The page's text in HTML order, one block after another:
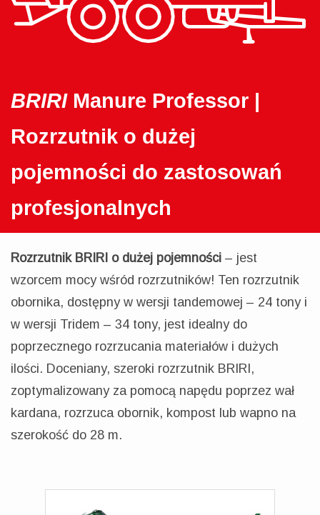
BRIRIManure Professor |
Rozrzutnik o dużej
pojemności do zastosowań
profesjonalnych
Rozrzutnik BRIRI o dużej pojemności – jest
wzorcem mocy wśród rozrzutników! Ten rozrzutnik
obornika, dostępny w wersji tandemowej – 24 tony i
w wersji Tridem – 34 tony, jest idealny do
poprzecznego rozrzucania materiałów i dużych
ilości. Doceniany, szeroki rozrzutnik BRIRI,
zoptymalizowany za pomocą napędu poprzez wał
kardana, rozrzuca obornik, kompost lub wapno na
szerokość do 28 m.